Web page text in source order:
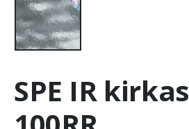
SPE IR kirkas